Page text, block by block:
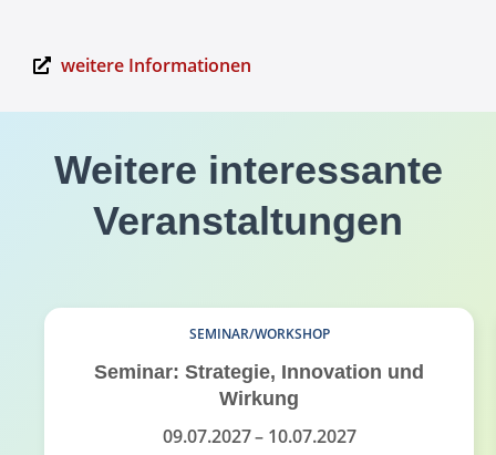
weitere Informationen
Weitere interessante
Veranstaltungen
SEMINAR/WORKSHOP
Seminar: Strategie, Innovation und
Wirkung
09.07.2027– 10.07.2027